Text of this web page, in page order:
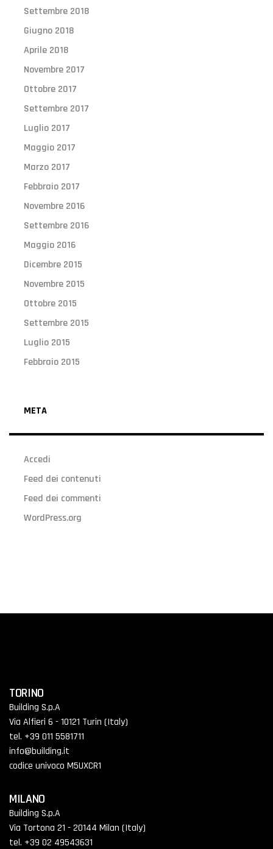
Settembre 2018
Giugno 2018
Aprile 2018
Novembre 2017
Ottobre 2017
Settembre 2017
Luglio 2017
Maggio 2017
Marzo 2017
Febbraio 2017
Novembre 2016
Settembre 2016
Maggio 2016
Dicembre 2015
Novembre 2015
Ottobre 2015
Settembre 2015
Luglio 2015
Febbraio 2015
META
Accedi
Feed dei contenuti
Feed dei commenti
WordPress.org
TORINO
Building S.p.A
Via Alfieri 6 - 10121 Turin (Italy)
tel. +39 011 5581711
info@building.it
codice univoco M5UXCR1
MILANO
Building S.p.A
Via Tortona 21 - 20144 Milan (Italy)
tel. +39 02 49543631